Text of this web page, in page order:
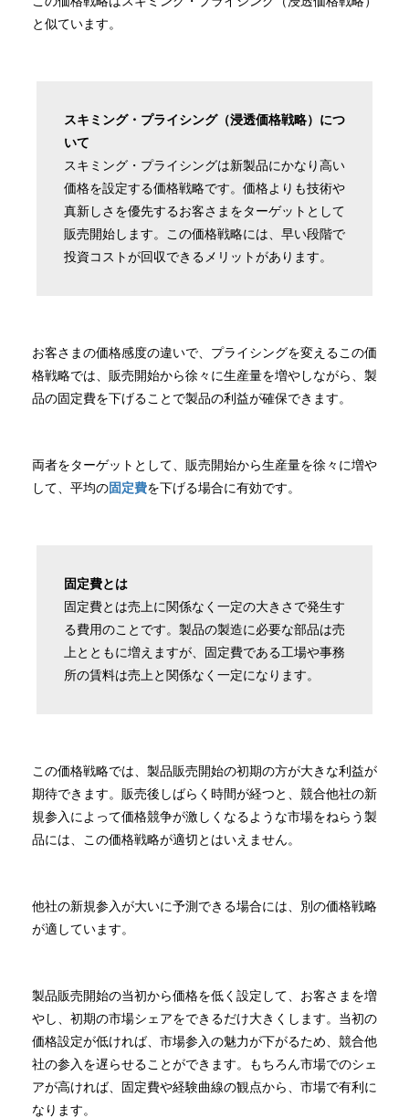
と似ています。
スキミング・プライシング（浸透価格戦略）につ
いて
スキミング・プライシングは新製品にかなり高い
価格を設定する価格戦略です。価格よりも技術や
真新しさを優先するお客さまをターゲットとして
販売開始します。この価格戦略には、早い段階で
投資コストが回収できるメリットがあります。
お客さまの価格感度の違いで、プライシングを変えるこの価
格戦略では、販売開始から徐々に生産量を増やしながら、製
品の固定費を下げることで製品の利益が確保できます。
両者をターゲットとして、販売開始から生産量を徐々に増や
して、平均の固定費を下げる場合に有効です。
固定費とは
固定費とは売上に関係なく一定の大きさで発生す
る費用のことです。製品の製造に必要な部品は売
上とともに増えますが、固定費である工場や事務
所の賃料は売上と関係なく一定になります。
この価格戦略では、製品販売開始の初期の方が大きな利益が
期待できます。販売後しばらく時間が経つと、競合他社の新
規参入によって価格競争が激しくなるような市場をねらう製
品には、この価格戦略が適切とはいえません。
他社の新規参入が大いに予測できる場合には、別の価格戦略
が適しています。
製品販売開始の当初から価格を低く設定して、お客さまを増
やし、初期の市場シェアをできるだけ大きくします。当初の
価格設定が低ければ、市場参入の魅力が下がるため、競合他
社の参入を遅らせることができます。もちろん市場でのシェ
アが高ければ、固定費や経験曲線の観点から、市場で有利に
なります。